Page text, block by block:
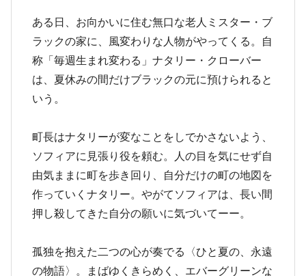
ある日、お向かいに住む無口な老人ミスター・ブ
ラックの家に、風変わりな人物がやってくる。自
称「毎週生まれ変わる」ナタリー・クローバー
は、夏休みの間だけブラックの元に預けられると
いう。
町長はナタリーが変なことをしでかさないよう、
ソフィアに見張り役を頼む。人の目を気にせず自
由気ままに町を歩き回り、自分だけの町の地図を
作っていくナタリー。やがてソフィアは、長い間
押し殺してきた自分の願いに気づいてーー。
孤独を抱えた二つの心が奏でる〈ひと夏の、永遠
の物語〉。まばゆくきらめく、エバーグリーンな